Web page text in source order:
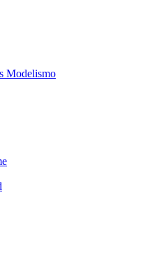
Modelismo